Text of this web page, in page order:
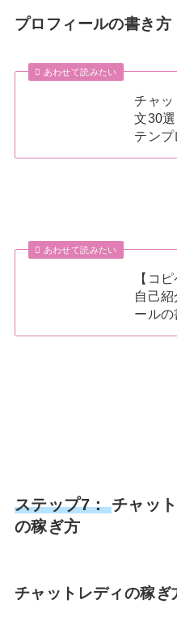
プロフィールの書き方
あわせて読みたい
チャ
文30
テン
あわせて読みたい
【コ
自己
ール
ステップ7： チャッ
の稼ぎ方
チャットレディの稼ぎ